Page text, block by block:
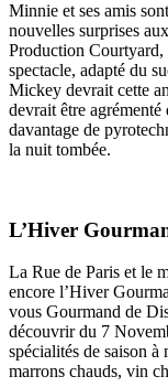
Minnie et ses amis
nouvelles surprises
Production Courtyard,
spectacle, adapté du
Mickey devrait cette
devrait être
davantage de
la nuit tombée.
L’Hiver
La Rue de Paris et le
encore l’Hiver
vous Gourmand de
découvrir du 7
spécialités de saison à
marrons chauds, vin